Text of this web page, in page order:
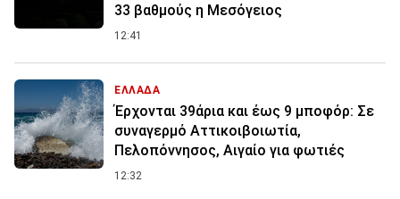
33 βαθμούς η Μεσόγειος
12:41
ΕΛΛΑΔΑ
Έρχονται 39άρια και έως 9 μποφόρ: Σε
συναγερμό Αττικοιβοιωτία,
Πελοπόννησος, Αιγαίο για φωτιές
12:32